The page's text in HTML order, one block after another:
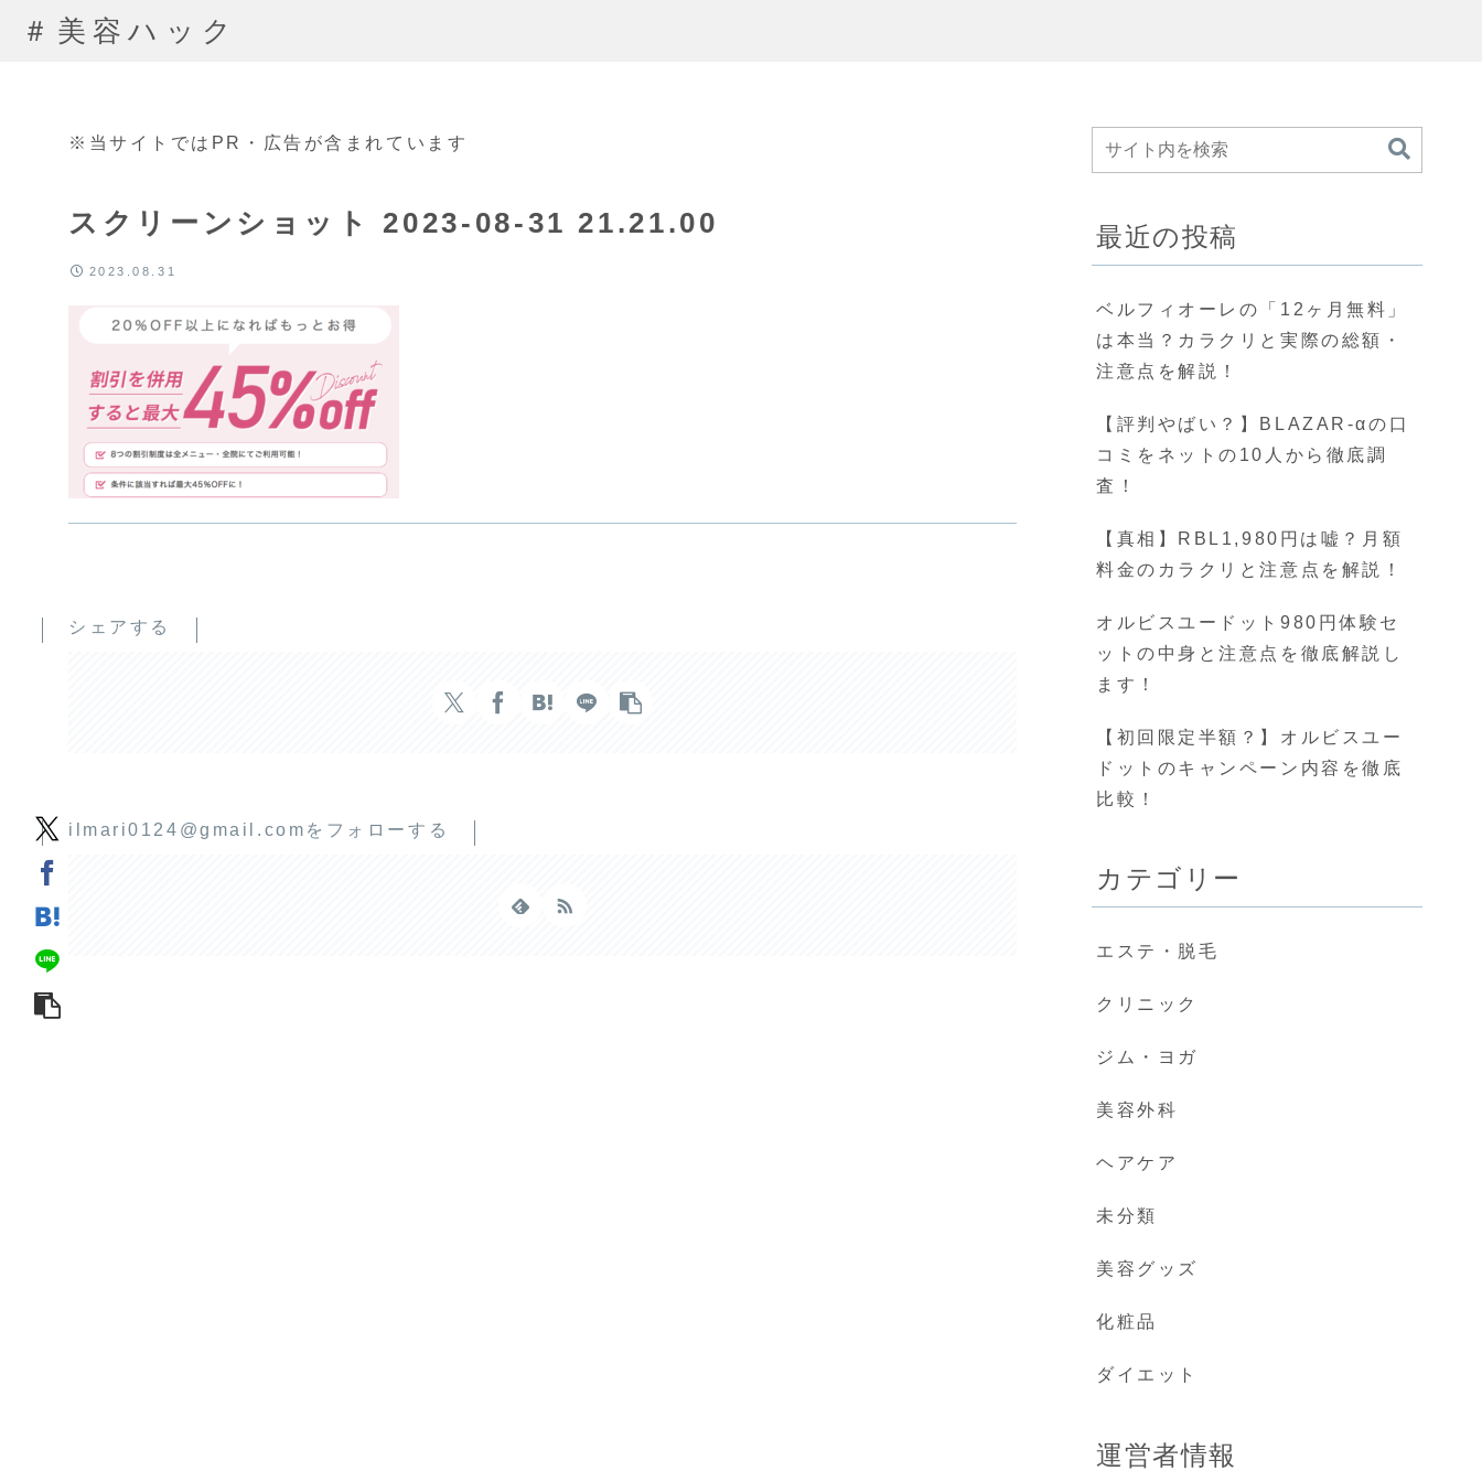
＃美容ハック
※当サイトではPR・広告が含まれています
スクリーンショット 2023-08-31 21.21.00
2023.08.31
シェアする
ilmari0124@gmail.comをフォローする
最近の投稿
ベルフィオーレの「12ヶ月無料」
は本当？カラクリと実際の総額・
注意点を解説！
【評判やばい？】BLAZAR-αの口
コミをネットの10人から徹底調
査！
【真相】RBL1,980円は嘘？月額
料金のカラクリと注意点を解説！
オルビスユードット980円体験セ
ットの中身と注意点を徹底解説し
ます！
【初回限定半額？】オルビスユー
ドットのキャンペーン内容を徹底
比較！
カテゴリー
エステ・脱毛
クリニック
ジム・ヨガ
美容外科
ヘアケア
未分類
美容グッズ
化粧品
ダイエット
運営者情報